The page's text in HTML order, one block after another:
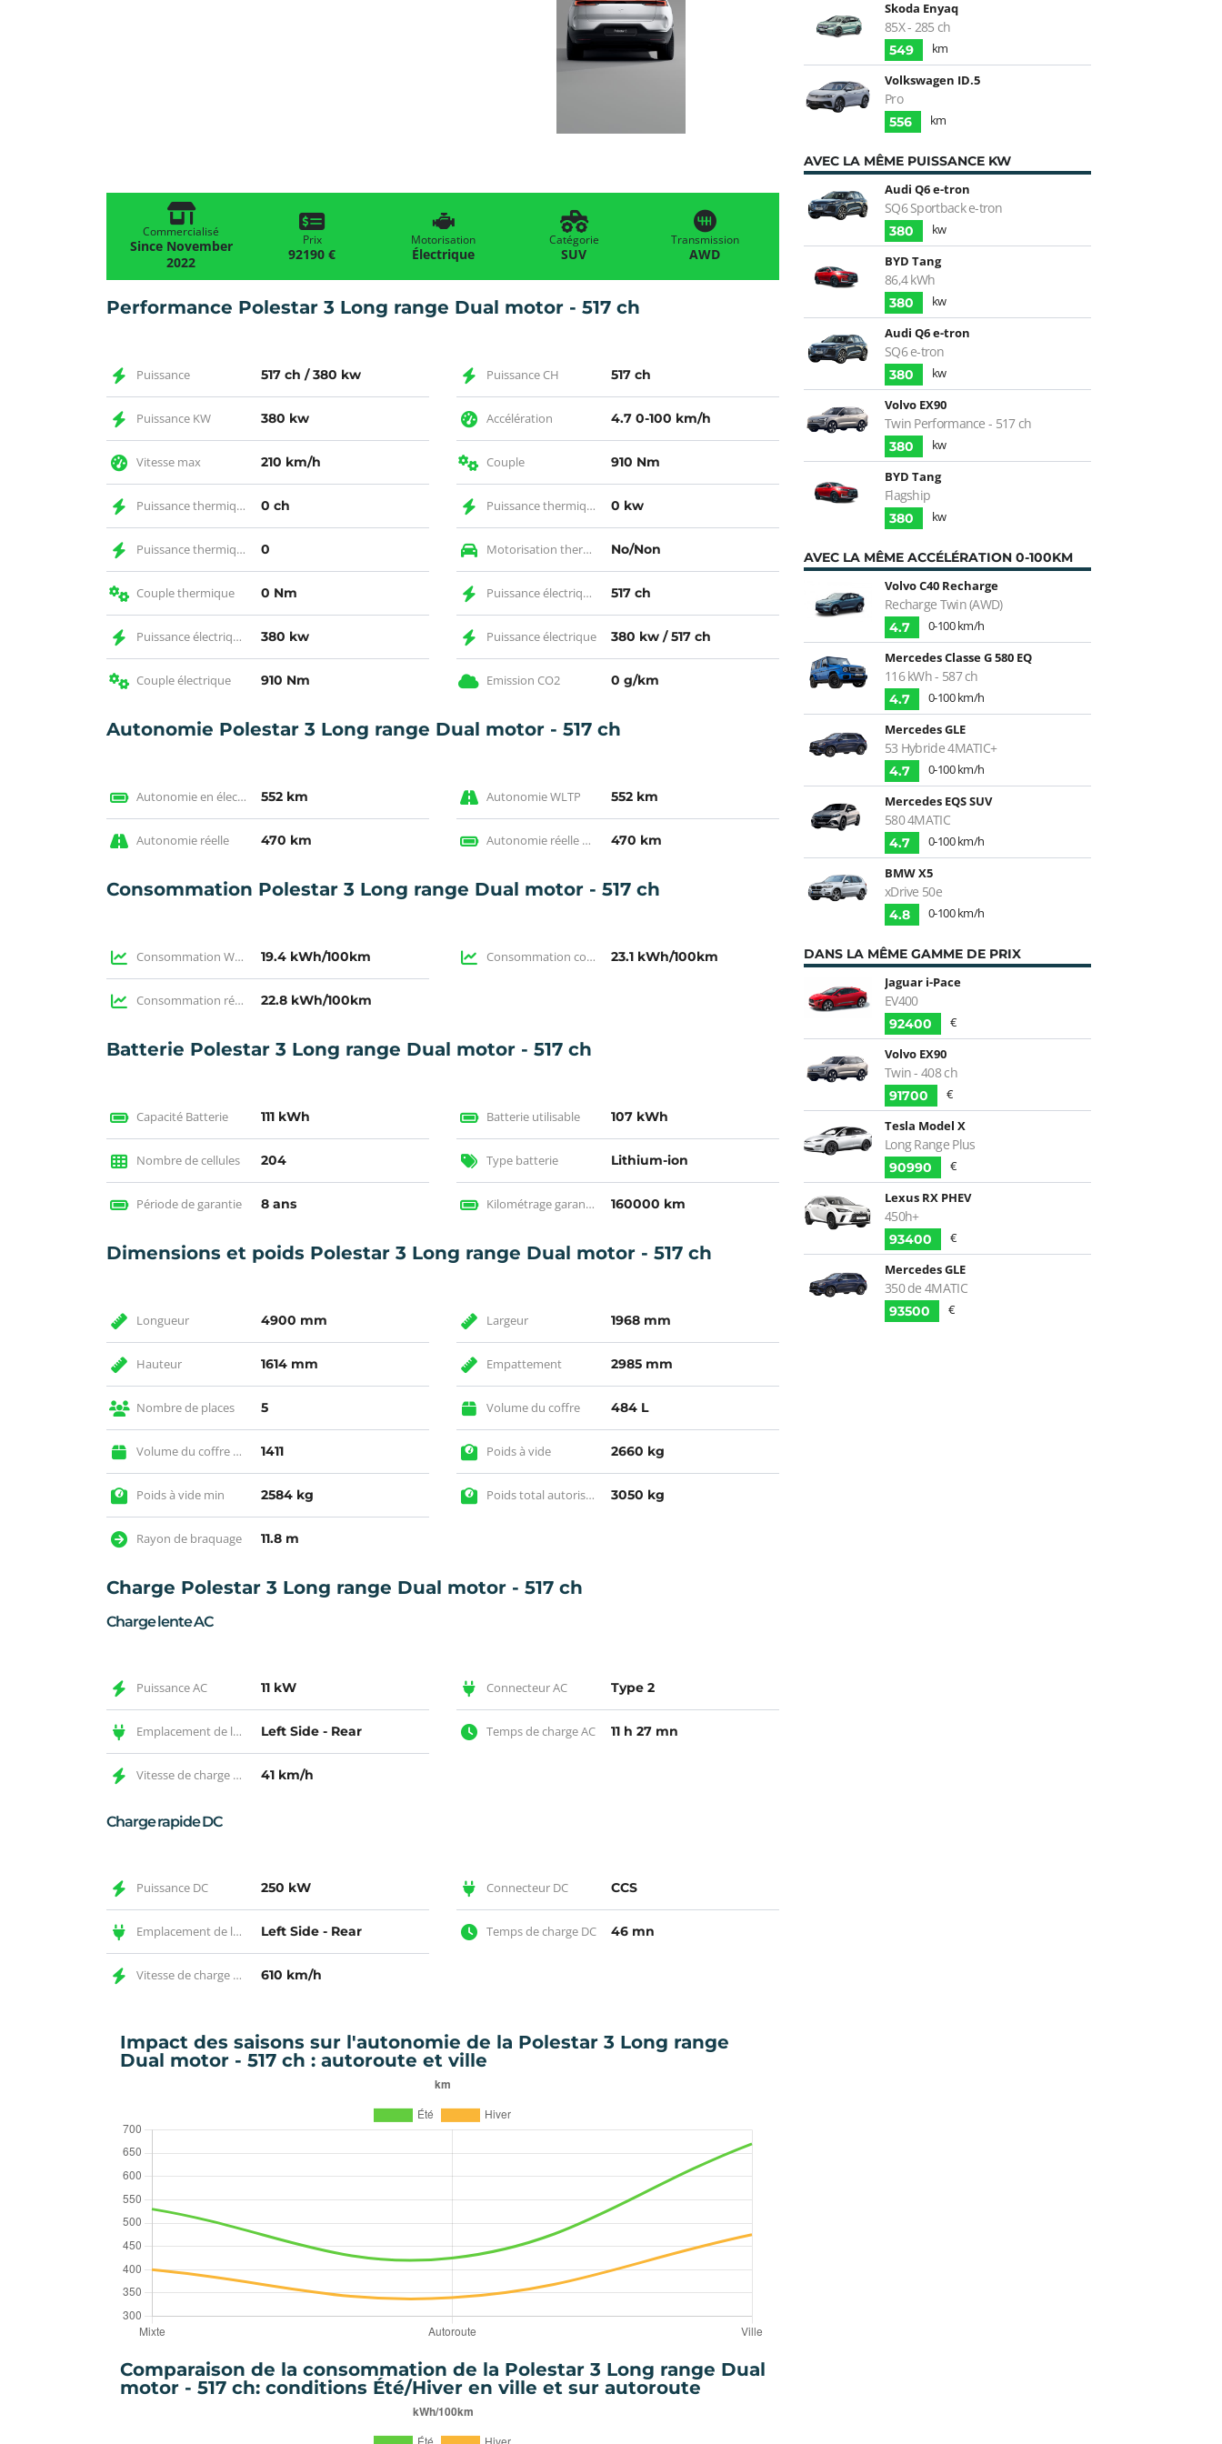
Commercialisé
Since November
2022
Prix
92190 €
Motorisation
Électrique
Catégorie
SUV
Transmission
AWD
Performance Polestar 3 Long range Dual motor - 517 ch
Puissance 517 ch / 380 kw Puissance CH 517 ch
Puissance KW 380 kw Accélération 4.7 0-100 km/h
Vitesse max 210 km/h Couple 910 Nm
Puissance thermique CH 0 ch Puissance thermique KW 0 kw
Puissance thermique 0 Motorisation thermique No/Non
Couple thermique 0 Nm Puissance électrique CH 517 ch
Puissance électrique KW 380 kw Puissance électrique 380 kw / 517 ch
Couple électrique 910 Nm Emission CO2 0 g/km
Autonomie Polestar 3 Long range Dual motor - 517 ch
Autonomie en électrique WLTP 552 km Autonomie WLTP 552 km
Autonomie réelle 470 km Autonomie réelle en électrique 470 km
Consommation Polestar 3 Long range Dual motor - 517 ch
Consommation WLTP 19.4 kWh/100km Consommation constructeur 23.1 kWh/100km
Consommation réelle 22.8 kWh/100km
Batterie Polestar 3 Long range Dual motor - 517 ch
Capacité Batterie 111 kWh Batterie utilisable 107 kWh
Nombre de cellules 204 Type batterie Lithium-ion
Période de garantie 8 ans Kilométrage garantie 160000 km
Dimensions et poids Polestar 3 Long range Dual motor - 517 ch
Longueur 4900 mm Largeur 1968 mm
Hauteur 1614 mm Empattement 2985 mm
Nombre de places 5 Volume du coffre 484 L
Volume du coffre max 1411 Poids à vide 2660 kg
Poids à vide min 2584 kg Poids total autorisé en charge 3050 kg
Rayon de braquage 11.8 m
Charge Polestar 3 Long range Dual motor - 517 ch
Charge lente AC
Puissance AC 11 kW Connecteur AC Type 2
Emplacement de la prise AC Left Side - Rear Temps de charge AC 11 h 27 mn
Vitesse de charge AC 41 km/h
Charge rapide DC
Puissance DC 250 kW Connecteur DC CCS
Emplacement de la prise DC Left Side - Rear Temps de charge DC 46 mn
Vitesse de charge DC 610 km/h
Impact des saisons sur l'autonomie de la Polestar 3 Long range
Dual motor - 517 ch : autoroute et ville
Comparaison de la consommation de la Polestar 3 Long range Dual
motor - 517 ch: conditions Été/Hiver en ville et sur autoroute
Skoda Enyaq
85X - 285 ch
549
km
Volkswagen ID.5
Pro
556 km
AVEC LA MÊME PUISSANCE KW
Audi Q6 e-tron
SQ6 Sportback e-tron
380
kw
BYD Tang
86,4 kWh
380
kw
Audi Q6 e-tron
SQ6 e-tron
380
kw
Volvo EX90
Twin Performance - 517 ch
380
kw
BYD Tang
Flagship
380 kw
AVEC LA MÊME ACCÉLÉRATION 0-100KM
Volvo C40 Recharge
Recharge Twin (AWD)
4.7
0-100 km/h
Mercedes Classe G 580 EQ
116 kWh - 587 ch
4.7
0-100 km/h
Mercedes GLE
53 Hybride 4MATIC+
4.7
0-100 km/h
Mercedes EQS SUV
580 4MATIC
4.7
0-100 km/h
BMW X5
xDrive 50e
4.8 0-100 km/h
DANS LA MÊME GAMME DE PRIX
Jaguar i-Pace
EV400
92400
€
Volvo EX90
Twin - 408 ch
91700
€
Tesla Model X
Long Range Plus
90990
€
Lexus RX PHEV
450h+
93400
€
Mercedes GLE
350 de 4MATIC
93500 €